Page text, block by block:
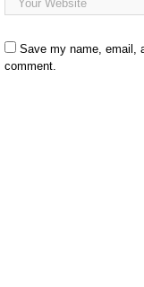
Save my name, email,
comment.